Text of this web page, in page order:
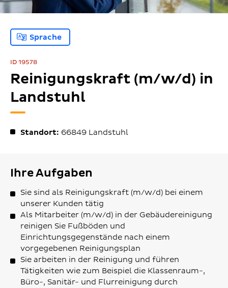
Sprache
ID 19578
Reinigungskraft (m/w/d) in
Landstuhl
Standort: 66849 Landstuhl
Ihre Aufgaben
Sie sind als Reinigungskraft (m/w/d) bei einem
unserer Kunden tätig
Als Mitarbeiter (m/w/d) in der Gebäudereinigung
reinigen Sie Fußböden und
Einrichtungsgegenstände nach einem
vorgegebenen Reinigungsplan
Sie arbeiten in der Reinigung und führen
Tätigkeiten wie zum Beispiel die Klassenraum-,
Büro-, Sanitär- und Flurreinigung durch